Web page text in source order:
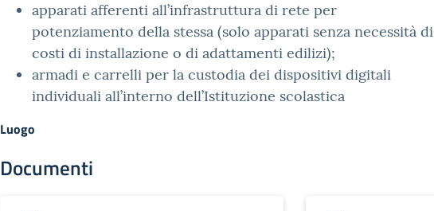
apparati afferenti all’infrastruttura di rete per
potenziamento della stessa (solo apparati senza necessità di
costi di installazione o di adattamenti edilizi);
armadi e carrelli per la custodia dei dispositivi digitali
individuali all’interno dell’Istituzione scolastica
Luogo
Documenti